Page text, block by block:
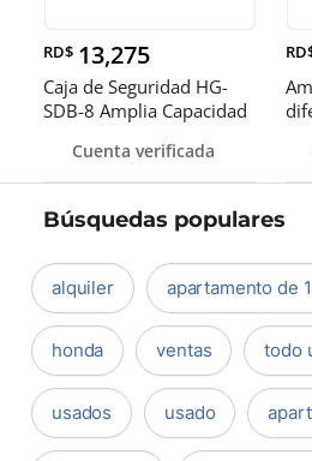
RD$ 13,275
Caja de Seguridad HG-
SDB-8 Amplia Capacidad
Cuenta verificada
Búsquedas populares
alquiler apartamento de
honda ventas todo
usados usado